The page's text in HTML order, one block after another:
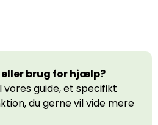
brug for hjælp?
vores guide, et specifikt
du gerne vil vide mere